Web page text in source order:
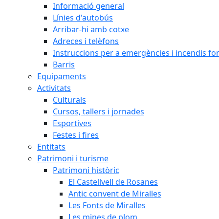
Informació general
Línies d'autobús
Arribar-hi amb cotxe
Adreces i telèfons
Instruccions per a emergències i incendis
Barris
Equipaments
Activitats
Culturals
Cursos, tallers i jornades
Esportives
Festes i fires
Entitats
Patrimoni i turisme
Patrimoni històric
El Castellvell de Rosanes
Antic convent de Miralles
Les Fonts de Miralles